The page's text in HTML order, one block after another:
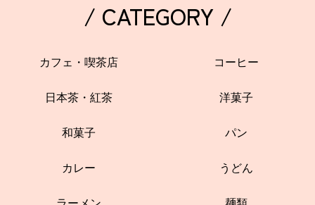
/ CATEGORY /
カフェ・喫茶店 コーヒー
日本茶・紅茶 洋菓子
和菓子 パン
カレー うどん